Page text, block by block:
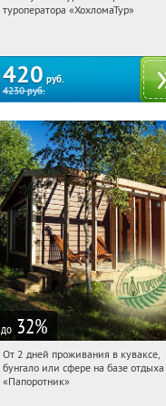
туроператора «ХохломаТур»
420 руб.
4230руб.
до 32%
10:50:46 Купили:
Респ. Карелия, г. Лахденпохья
От 2 дней проживания в куваксе,
бунгало или сфере на базе отдыха
«Папоротник»